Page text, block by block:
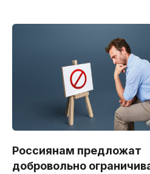
Россиянам предложат
добровольно